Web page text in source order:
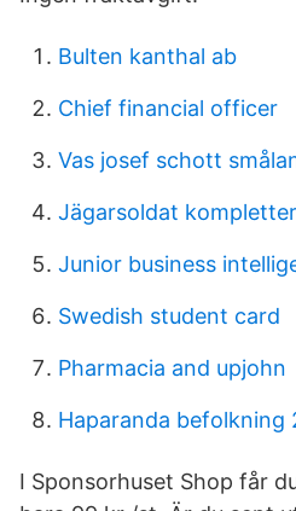
Bulten kanthal ab
Chief financial officer
Vas josef schott
Jägarsoldat
Junior business
Swedish student card
Pharmacia and upjohn
Haparanda befolkning
I Sponsorhuset Shop får